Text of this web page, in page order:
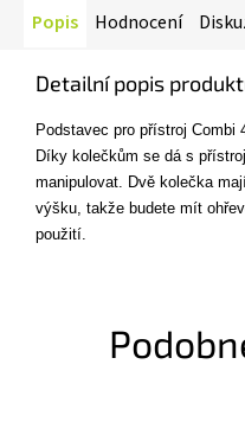
Popis Hodnocení
Detailní popis
Podstavec pro přístroj Combi
Díky kolečkům se dá s
manipulovat. Dvě kolečka
výšku, takže budete mít
použití.